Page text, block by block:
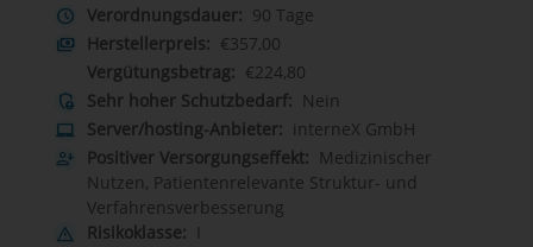
schedule Verordnungsdauer: 90 Tage
payments Herstellerpreis: €357,00
Vergütungsbetrag: €224,80
admin_panel_settings Sehr hoher Schutzbedarf: Nein
laptop_mac Server/hosting-Anbieter: interneX GmbH
person_add Positiver Versorgungseffekt: Medizinischer
Nutzen, Patientenrelevante Struktur- und
Verfahrensverbesserung
warning Risikoklasse: